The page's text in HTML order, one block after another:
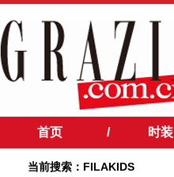
首页 / 时装
当前搜索：FILAKIDS